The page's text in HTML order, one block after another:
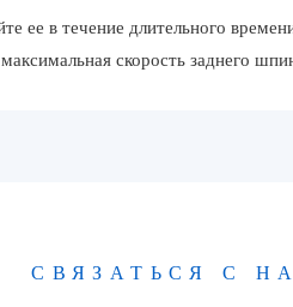
ее в течение длительного
скорость заднего
СВЯЗАТЬСЯ С